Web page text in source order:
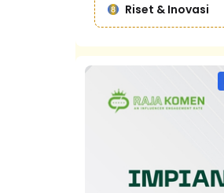
Riset & Inovasi